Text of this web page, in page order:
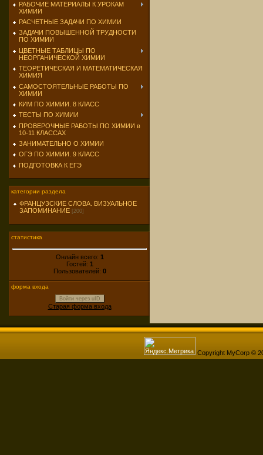
РАБОЧИЕ МАТЕРИАЛЫ К УРОКАМ
ХИМИИ
РАСЧЕТНЫЕ ЗАДАЧИ ПО ХИМИИ
ЗАДАЧИ ПОВЫШЕННОЙ ТРУДНОСТИ
ПО ХИМИИ
ЦВЕТНЫЕ ТАБЛИЦЫ ПО
НЕОРГАНИЧЕСКОЙ ХИМИИ
ТЕОРЕТИЧЕСКАЯ И МАТЕМАТИЧЕСКАЯ
ХИМИЯ
САМОСТОЯТЕЛЬНЫЕ РАБОТЫ ПО
ХИМИИ
КИМ ПО ХИМИИ. 8 КЛАСС
ТЕСТЫ ПО ХИМИИ
ПРОВЕРОЧНЫЕ РАБОТЫ ПО ХИМИИ в
10-11 КЛАССАХ
ЗАНИМАТЕЛЬНО О ХИМИИ
ОГЭ ПО ХИМИИ. 9 КЛАСС
ПОДГОТОВКА К ЕГЭ
категории раздела
ФРАНЦУЗСКИЕ СЛОВА. ВИЗУАЛЬНОЕ
ЗАПОМИНАНИЕ [200]
статистика
Онлайн всего: 1
Гостей: 1
Пользователей: 0
форма входа
Войти через uID
Старая форма входа
Copyright MyCorp ©